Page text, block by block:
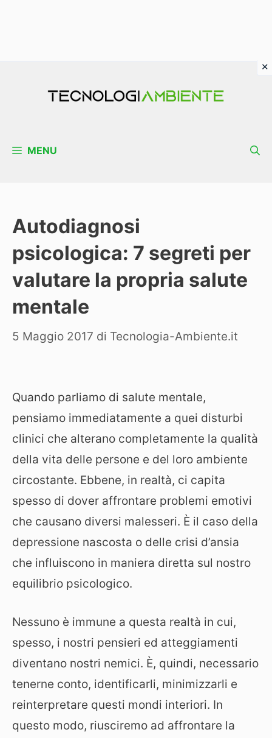
MENU
Autodiagnosi
psicologica: 7 segreti per
valutare la propria salute
mentale
5 Maggio 2017 di Tecnologia-Ambiente.it
Quando parliamo di salute mentale,
pensiamo immediatamente a quei disturbi
clinici che alterano completamente la qualità
della vita delle persone e del loro ambiente
circostante. Ebbene, in realtà, ci capita
spesso di dover affrontare problemi emotivi
che causano diversi malesseri. È il caso della
depressione nascosta o delle crisi d’ansia
che influiscono in maniera diretta sul nostro
equilibrio psicologico.
Nessuno è immune a questa realtà in cui,
spesso, i nostri pensieri ed atteggiamenti
diventano nostri nemici. È, quindi, necessario
tenerne conto, identificarli, minimizzarli e
reinterpretare questi mondi interiori. In
questo modo, riusciremo ad affrontare la